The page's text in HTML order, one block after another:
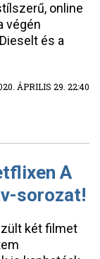
online
végén
és a
ÁPRILIS 29. 22:40
A
sorozat!
két filmet